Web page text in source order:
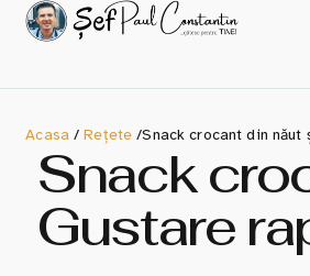
Acasa/Rețete /Snack crocant din năut
Snack
Gustare